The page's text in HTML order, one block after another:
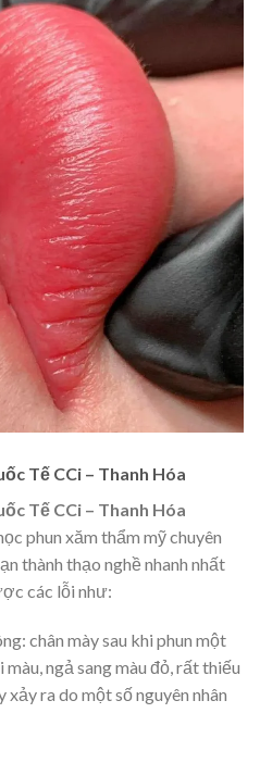
Tế CCi – Thanh Hóa
Tế CCi – Thanh Hóa
phun xăm thẩm mỹ chuyên
thành thạo nghề nhanh nhất
các lỗi như:
chân mày sau khi phun một
ngả sang màu đỏ, rất thiếu
ra do một số nguyên nhân